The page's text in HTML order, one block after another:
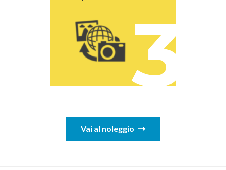
3
Vai al noleggio